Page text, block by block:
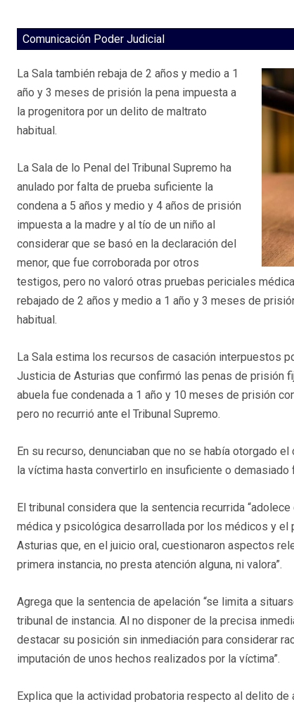
Comunicación Poder Judicial
La Sala también rebaja de 2 años y medio a 1
año y 3 meses de prisión la pena impuesta a
la progenitora por un delito de maltrato
habitual.
La Sala de lo Penal del Tribunal Supremo ha
anulado por falta de prueba suficiente la
condena a 5 años y medio y 4 años de prisión
impuesta a la madre y al tío de un niño al
considerar que se basó en la declaración del
menor, que fue corroborada por otros
testigos, pero no valoró otras pruebas periciales
rebajado de 2 años y medio a 1 año y 3 meses de
habitual.
La Sala estima los recursos de casación interpuestos
Justicia de Asturias que confirmó las penas de prisión
abuela fue condenada a 1 año y 10 meses de prisión
pero no recurrió ante el Tribunal Supremo.
En su recurso, denunciaban que no se había otorgado
la víctima hasta convertirlo en insuficiente o
El tribunal considera que la sentencia recurrida
médica y psicológica desarrollada por los médicos y
Asturias que, en el juicio oral, cuestionaron aspectos
primera instancia, no presta atención alguna, ni valora”.
Agrega que la sentencia de apelación “se limita a
tribunal de instancia. Al no disponer de la precisa
destacar su posición sin inmediación para considerar
imputación de unos hechos realizados por la víctima”.
Explica que la actividad probatoria respecto al delito